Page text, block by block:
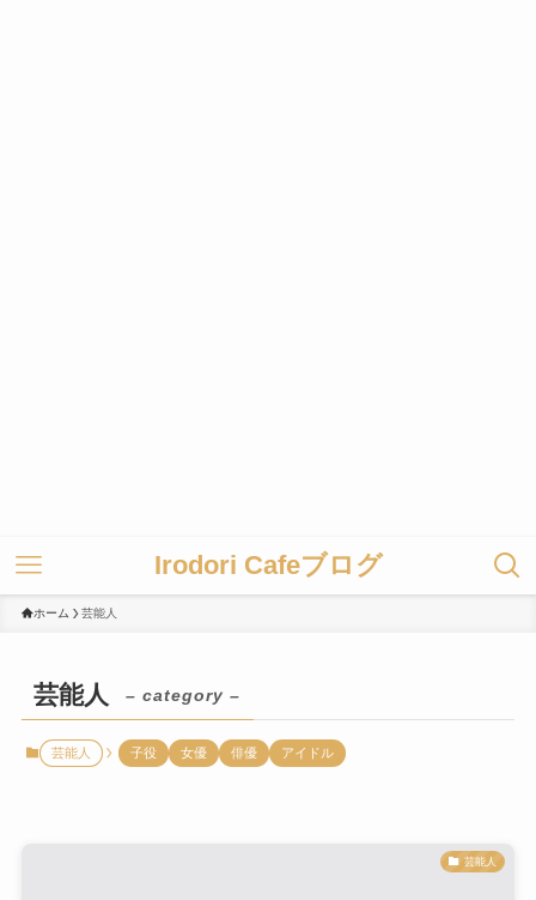
Irodori Cafeブログ
ホーム 芸能人
芸能人 – category –
芸能人 子役 女優 俳優 アイドル
芸能人